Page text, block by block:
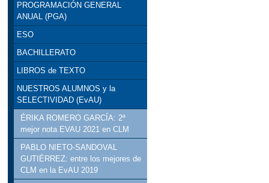
PROGRAMACIÓN GENERAL
ANUAL (PGA)
ESO
BACHILLERATO
LIBROS de TEXTO
NUESTROS ALUMNOS y la
SELECTIVIDAD (EvAU)
ÉRIKA ROMERO GARCÍA: 2ª
mejor nota EVAU 2021 en CLM
PABLO NIETO-SANDOVAL
GUTIÉRREZ: entre los mejores de
CLM en la EvAU 2019